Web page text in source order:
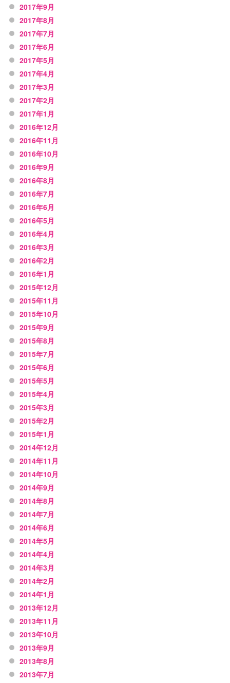
2017年9月
2017年8月
2017年7月
2017年6月
2017年5月
2017年4月
2017年3月
2017年2月
2017年1月
2016年12月
2016年11月
2016年10月
2016年9月
2016年8月
2016年7月
2016年6月
2016年5月
2016年4月
2016年3月
2016年2月
2016年1月
2015年12月
2015年11月
2015年10月
2015年9月
2015年8月
2015年7月
2015年6月
2015年5月
2015年4月
2015年3月
2015年2月
2015年1月
2014年12月
2014年11月
2014年10月
2014年9月
2014年8月
2014年7月
2014年6月
2014年5月
2014年4月
2014年3月
2014年2月
2014年1月
2013年12月
2013年11月
2013年10月
2013年9月
2013年8月
2013年7月